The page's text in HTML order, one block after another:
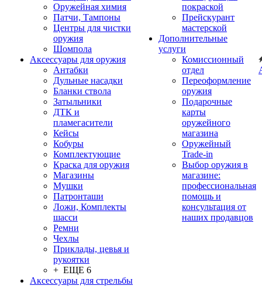
Оружейная химия
Патчи, Тампоны
Центры для чистки
оружия
Шомпола
Аксессуары для оружия
Антабки
Дульные насадки
Бланки ствола
Затыльники
ДТК и
пламегасители
Кейсы
Кобуры
Комплектующие
Краска для оружия
Магазины
Мушки
Патронташи
Ложи, Комплекты
шасси
Ремни
Чехлы
Приклады, цевья и
рукоятки
+ ЕЩЕ 6
Аксессуары для стрельбы
покраской
Прейскурант
мастерской
Дополнительные
услуги
Комиссионный
отдел
Переоформление
оружия
Подарочные
карты
оружейного
магазина
Оружейный
Trade-in
Выбор оружия в
магазине:
профессиональная
помощь и
консультация от
наших продавцов